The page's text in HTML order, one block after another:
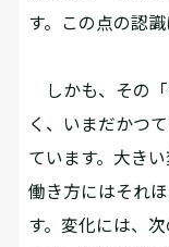
す。この点の認
しかも、その「
く、いまだかつ
ています。大き
働き方にはそれ
す。変化には、